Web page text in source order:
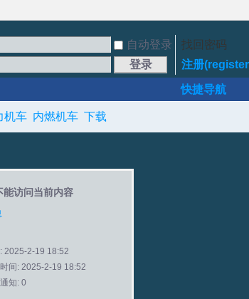
自动登录
找回密码
登录 注册
快捷导航
机车 内燃机车 下载
访问当前内容
2025-2-19 18:52
间: 2025-2-19 18:52
知: 0